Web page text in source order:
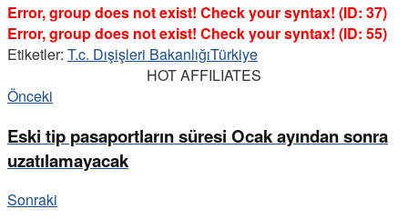
Error, group does not exist! Check your syntax! (ID: 37)
Error, group does not exist! Check your syntax! (ID: 55)
Etiketler: T.c. Dışişleri BakanlığıTürkiye
HOT AFFILIATES
Önceki
Eski tip pasaportların süresi Ocak ayından sonra
uzatılamayacak
Sonraki